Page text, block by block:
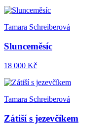
Tamara Schreiberová
Slunceměsíc
18 000 Kč
Tamara Schreiberová
Zátiší s jezevčíkem